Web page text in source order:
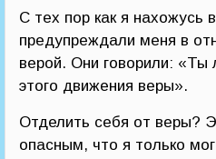
С тех пор как я нахожусь
предупреждали меня в
верой. Они говорили: «Ты
этого движения веры».
Отделить себя от веры?
опасным, что я только